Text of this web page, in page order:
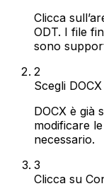
Clicca
ODT. I file
sono
2
Scegli
DOCX è già
modificare
necessario.
3
Clicca su